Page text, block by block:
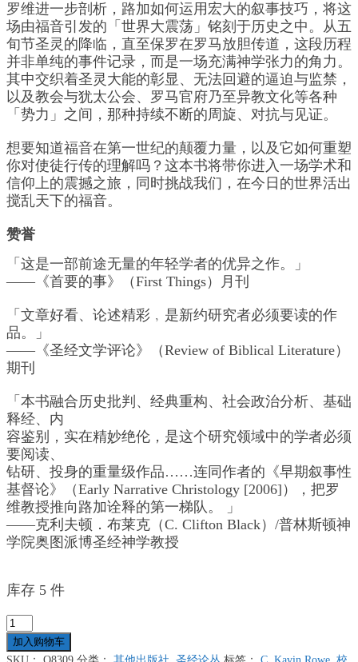
罗维进一步剖析，路加如何运用宏大的叙事技巧，将这
场由福音引发的「世界大震荡」铭刻于历史之中。从五
旬节圣灵的降临，直至保罗在罗马放胆传道，这段历程
并非单纯的事件记录，而是一场充满神学张力的角力。
其中交织着圣灵大能的彰显、无法回避的逼迫与监禁，
以及教会与犹太公会、罗马官府乃至异教文化等各种
「势力」之间，那种持续不断的周旋、对抗与见证。
想要知道福音在第一世纪的颠覆力量，以及它如何重塑
你对使徒行传的理解吗？这本书将带你进入一场学术和
信仰上的震撼之旅，同时挑战我们，在今日的世界活出
搅乱天下的福音。
赞誉
「这是一部前途无量的年轻学者的优异之作。」
——《首要的事》（First Things）月刊
「文章好看、论述精彩﹐是新约研究者必须要读的作
品。」
——《圣经文学评论》（Review of Biblical Literature）
期刊
「本书融合历史批判、经典重构、社会政治分析、基础
释经、内
容鉴别，实在精妙绝伦，是这个研究领域中的学者必须
要阅读、
钻研、投身的重量级作品……连同作者的《早期叙事性
基督论》（Early Narrative Christology [2006]），把罗
维教授推向路加诠释的第一梯队。 」
——克利夫顿．布莱克（C. Clifton Black）/普林斯顿神
学院奥图派博圣经神学教授
库存 5 件
搅
乱
天
加入购物车